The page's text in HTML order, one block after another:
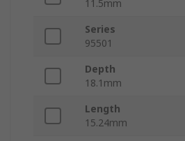
11.5mm
Series
95501
Depth
18.1mm
Length
15.24mm